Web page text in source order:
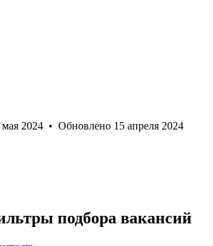
мая 2024 • Обновлено 15 апреля 2024
подбора вакансий